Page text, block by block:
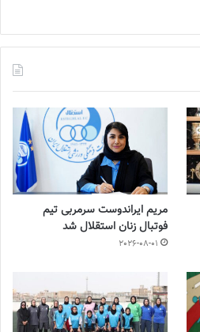
مریم ایراندوست سرمربی تیم
فوتبال زنان استقلال شد
2026-08-01